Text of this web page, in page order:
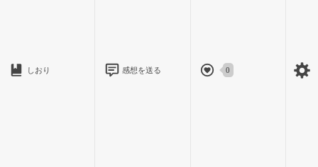
しおり 感想を送る 0